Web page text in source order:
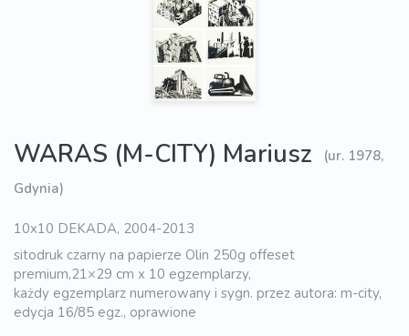
WARAS (M-CITY) Mariusz
(ur. 1978,
Gdynia)
10x10 DEKADA, 2004-2013
sitodruk czarny na papierze Olin 250g offeset
premium,21×29 cm x 10 egzemplarzy,
każdy egzemplarz numerowany i sygn. przez autora: m-city,
edycja 16/85 egz., oprawione